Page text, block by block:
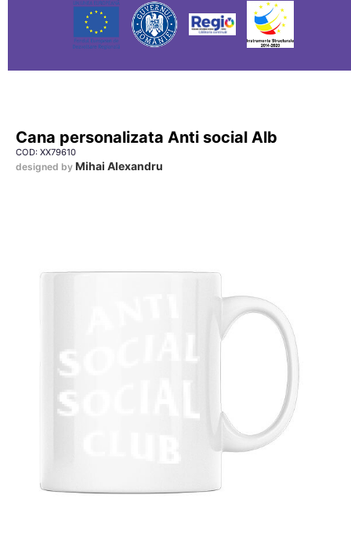
Cana personalizata Anti social Alb
COD: XX79610
designed by Mihai Alexandru